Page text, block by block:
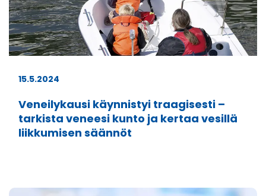
15.5.2024
Veneilykausi käynnistyi traagisesti –
tarkista veneesi kunto ja kertaa vesillä
liikkumisen säännöt